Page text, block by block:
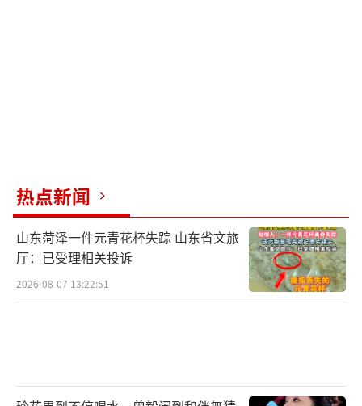
偿他坐垫和洗车费用共519元，他对这个处理方
案表示满意。（责任编辑：0882）
热点新闻
山东菏泽一件元青花杯失踪 山东省文旅
厅：已受理相关投诉
2026-08-07 13:22:51